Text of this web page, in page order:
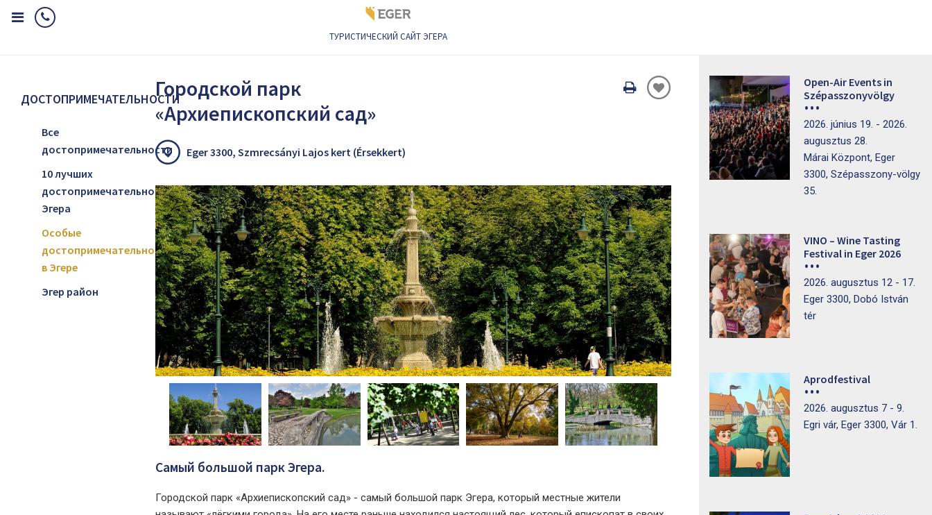
ТУРИСТИЧЕСКИЙ САЙТ ЭГЕРА
ДОСТОПРИМЕЧАТЕЛЬНОСТИ
Все
достопримечательности
10 лучших
достопримечательностей
Эгера
Особые
достопримечательности
в Эгере
Эгер район
Городской парк
«Архиепископский сад»
Oldal
Eger 3300, Szmrecsányi Lajos kert (Érsekkert)
Cамый большой парк Эгера.
Городской парк «Архиепископский сад» - самый большой парк Эгера, который местные жители
Open-Air Events in
Szépasszonyvölgy
2026. június 19. - 2026.
augusztus 28.
Márai Központ, Eger
3300, Szépasszony-völgy
35.
VINO – Wine Tasting
Festival in Eger 2026
2026. augusztus 12 - 17.
Eger 3300, Dobó István
tér
Aprodfestival
2026. augusztus 7 - 9.
Egri vár, Eger 3300, Vár 1.